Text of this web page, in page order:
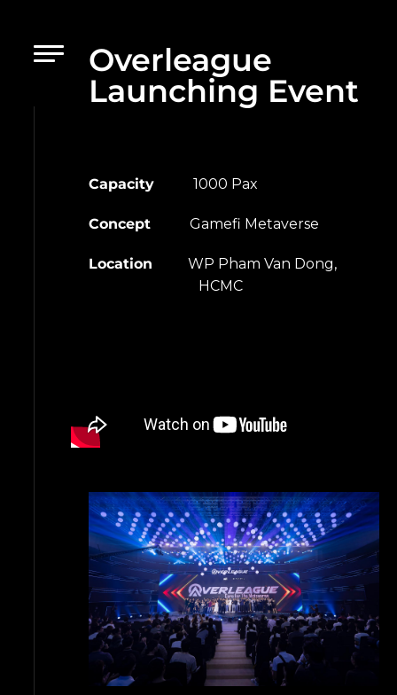
Overleague
Launching Event
Capacity 1000 Pax
Concept Gamefi Metaverse
Location WP Pham Van Dong,
HCMC